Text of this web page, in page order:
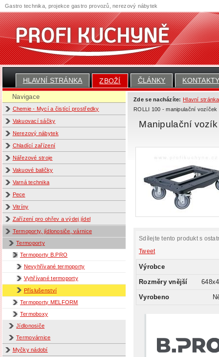
HLAVNÍ STRÁNKA ZBOŽÍ ČLÁNKY
Navigace
Chemie - Mycí a čistící prostředky
Vakuovací sáčky
Nerezový nábytek
Chladící zařízení
Nářezové stroje
Vakuové baličky
Varná technika
Pece
Vitríny
Zařízení pro ohřev a výdej jídel
Termoporty, jídlonosiče, várnice
Termoporty
Termoporty B.PRO
Nevyhřívané termoporty
Vyhřívané termoporty
Příslušenství
Termoporty MELFORM
Termoboxy
Jídlonosiče
Termovárnice
Myčky nádobí
Zde se nacházíte: Hlavní stránka
ROLLI 100 - manipulační vozíček
Manipulační
Sdílejte tento produkt s
Tweet
Výrobce
Rozměry vnější
Vyrobeno
Gastro technika, projekce gastro provozů, nerezový nábytek